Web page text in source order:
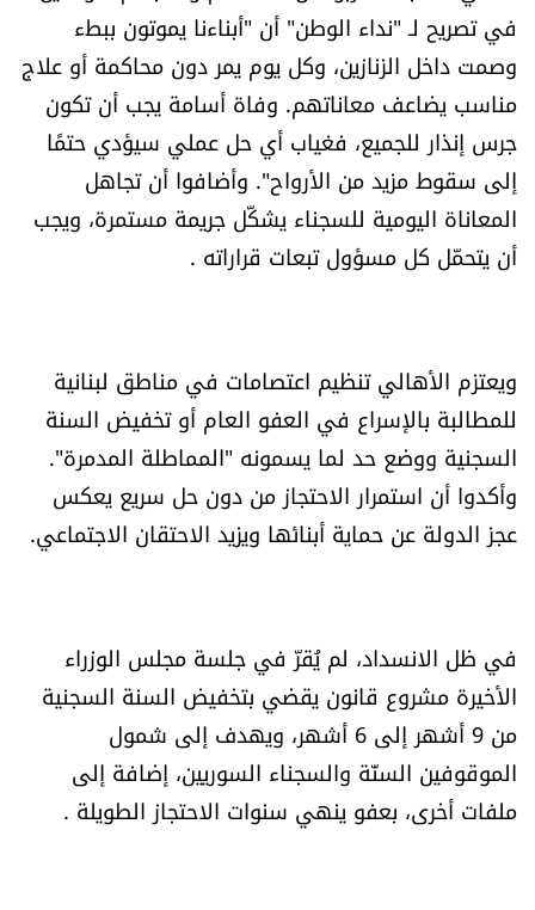
في تصريح لـ "نداء الوطن" أن "أبناءنا يموتون ببطء
وصمت داخل الزنازين، وكل يوم يمر دون محاكمة أو علاج
مناسب يضاعف معاناتهم. وفاة أسامة يجب أن تكون
جرس إنذار للجميع، فغياب أي حل عملي سيؤدي حتمًا
إلى سقوط مزيد من الأرواح". وأضافوا أن تجاهل
المعاناة اليومية للسجناء يشكّل جريمة مستمرة، ويجب
أن يتحمّل كل مسؤول تبعات قراراته .
ويعتزم الأهالي تنظيم اعتصامات في مناطق لبنانية
للمطالبة بالإسراع في العفو العام أو تخفيض السنة
السجنية ووضع حد لما يسمونه "المماطلة المدمرة".
وأكدوا أن استمرار الاحتجاز من دون حل سريع يعكس
عجز الدولة عن حماية أبنائها ويزيد الاحتقان الاجتماعي.
في ظل الانسداد، لم يُقرّ في جلسة مجلس الوزراء
الأخيرة مشروع قانون يقضي بتخفيض السنة السجنية
من 9 أشهر إلى 6 أشهر، ويهدف إلى شمول
الموقوفين السنّة والسجناء السوريين، إضافة إلى
ملفات أخرى، بعفو ينهي سنوات الاحتجاز الطويلة .